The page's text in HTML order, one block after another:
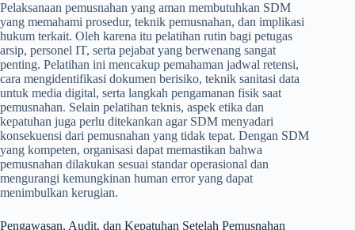
Pelaksanaan pemusnahan yang aman membutuhkan SDM
yang memahami prosedur, teknik pemusnahan, dan implikasi
hukum terkait. Oleh karena itu pelatihan rutin bagi petugas
arsip, personel IT, serta pejabat yang berwenang sangat
penting. Pelatihan ini mencakup pemahaman jadwal retensi,
cara mengidentifikasi dokumen berisiko, teknik sanitasi data
untuk media digital, serta langkah pengamanan fisik saat
pemusnahan. Selain pelatihan teknis, aspek etika dan
kepatuhan juga perlu ditekankan agar SDM menyadari
konsekuensi dari pemusnahan yang tidak tepat. Dengan SDM
yang kompeten, organisasi dapat memastikan bahwa
pemusnahan dilakukan sesuai standar operasional dan
mengurangi kemungkinan human error yang dapat
menimbulkan kerugian.
Pengawasan, Audit, dan Kepatuhan Setelah Pemusnahan